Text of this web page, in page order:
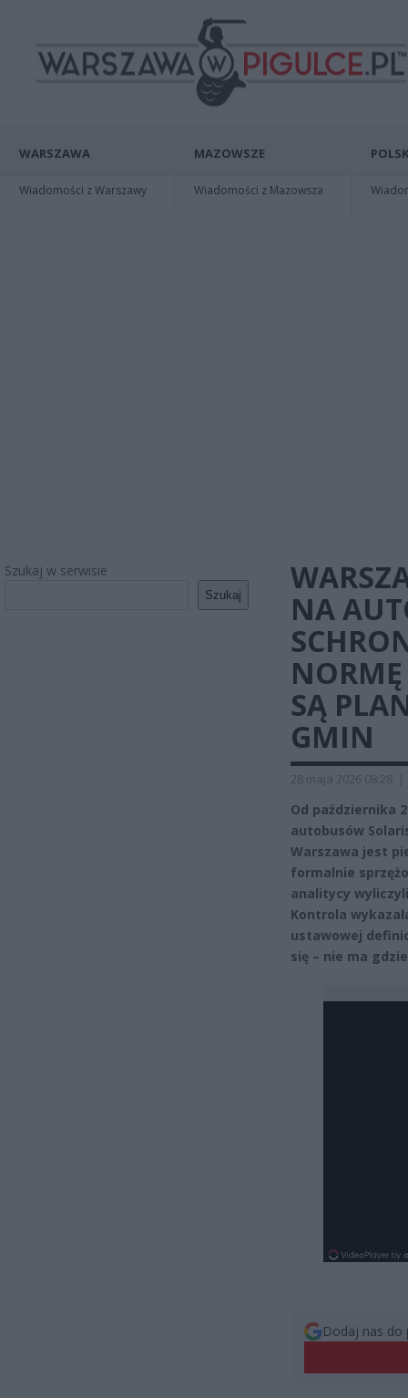
WARSZAWA
Wiadomości z Warszawy
MAZOWSZE
Wiadomości z Mazowsza
Szukaj w serwisie
Szukaj
NA
SĄ
GMIN
28 maja 2026 08:28 |
Od października
autobusów
Warszawa jest
formalnie
analitycy
Kontrola
ustawowej
się – nie ma
Dodaj nas do